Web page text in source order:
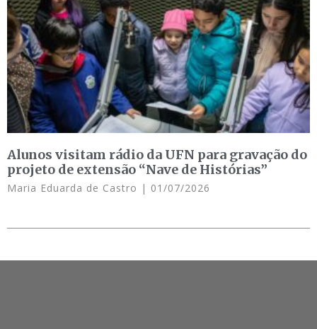
Alunos visitam rádio da UFN para gravação do
projeto de extensão “Nave de Histórias”
Maria Eduarda de Castro 01/07/2026